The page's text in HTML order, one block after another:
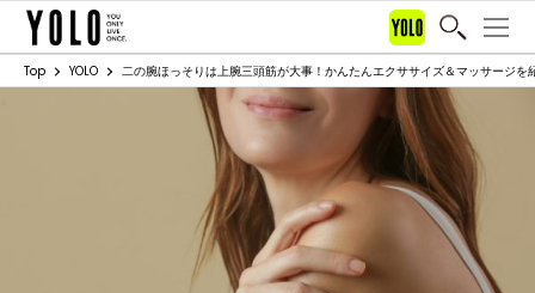
Top YOLO 二の腕ほっそりは上腕三頭筋が大事！かんたんエクササイズ＆マッサージを